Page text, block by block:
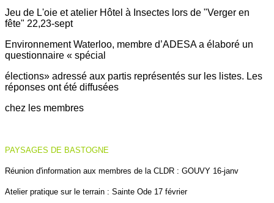
Jeu de L'oie et atelier Hôtel à Insectes lors de "Verger en
fête" 22,23-sept
Environnement Waterloo, membre d’ADESA a élaboré un
questionnaire « spécial
élections» adressé aux partis représentés sur les listes. Les
réponses ont été diffusées
chez les membres
PAYSAGES DE BASTOGNE
Réunion d'information aux membres de la CLDR : GOUVY 16-janv
Atelier pratique sur le terrain : Sainte Ode 17 février